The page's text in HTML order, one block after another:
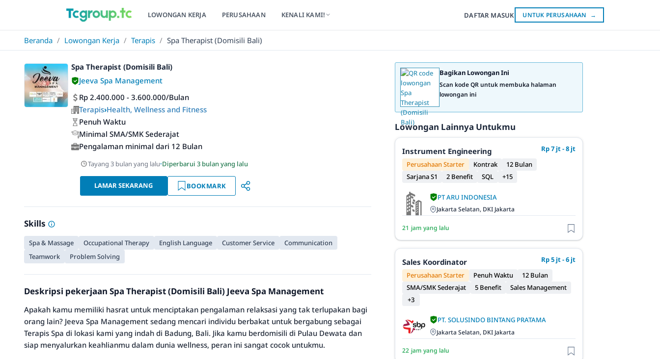
LOWONGAN KERJA PERUSAHAAN KENALI KAMI! DAFTAR MASUK UNTUK PERUSAHAAN →
Beranda / Lowongan Kerja / Terapis / Spa Therapist (Domisili Bali)
Spa Therapist (Domisili Bali)
Jeeva Spa Management
Rp 2.400.000 - 3.600.000/Bulan
Terapis›Health, Wellness and Fitness
Penuh Waktu
Minimal SMA/SMK Sederajat
Pengalaman minimal dari 12 Bulan
Tayang 3 bulan yang lalu·Diperbarui 3 bulan yang lalu
LAMAR SEKARANG BOOKMARK
Skills
Spa & Massage Occupational Therapy English Language Customer Service
Communication
Teamwork
Problem Solving
Deskripsi pekerjaan Spa Therapist (Domisili Bali) Jeeva Spa Management
Apakah kamu memiliki hasrat untuk menciptakan pengalaman relaksasi yang tak terlupakan bagi
orang lain? Jeeva Spa Management sedang mencari individu berbakat untuk bergabung sebagai
Terapis Spa di lokasi kami yang indah di Badung, Bali. Jika kamu berdomisili di Pulau Dewata dan
siap menyalurkan keahlianmu dalam dunia wellness, peran ini sangat cocok untukmu.
Bagikan Lowongan Ini
Scan kode QR untuk membuka halaman
lowongan ini
Lowongan Lainnya Untukmu
Instrument Engineering
Rp 7 jt - 8 jt
Perusahaan Starter
Kontrak
12 Bulan
Sarjana S1
2 Benefit SQL +15
PT ARU INDONESIA
Jakarta Selatan, DKI Jakarta
21 jam yang lalu
Sales Koordinator
Rp 5 jt - 6 jt
Perusahaan Starter
Penuh Waktu
12 Bulan
SMA/SMK Sederajat
5 Benefit
Sales Management
+3
PT. SOLUSINDO BINTANG PRATAMA
Jakarta Selatan, DKI Jakarta
22 jam yang lalu